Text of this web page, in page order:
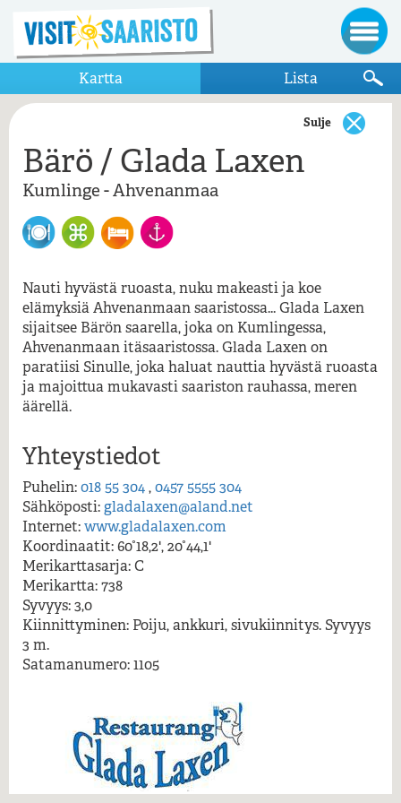
Kartta Lista
Näytä vain kartalla näkyvät kohteet
Ahvenanmaa - Enklinge
Restaurang Glada Laxen
Restaurang Kastören
Ahvenenmaa - Enklinge
Enklinge butiken
Kumlinge - Ahvenanmaa
Bärö / Glada Laxen
Kumlinge Filialapotek
Kumlinge vierasvenesatama
Bärö / Glada Laxen, Ahvenanmaa,
Kumlinge
Sulje
Bärö / Glada Laxen
Kumlinge - Ahvenanmaa
Nauti hyvästä ruoasta, nuku makeasti ja koe
elämyksiä Ahvenanmaan saaristossa... Glada Laxen
sijaitsee Bärön saarella, joka on Kumlingessa,
Ahvenanmaan itäsaaristossa. Glada Laxen on
paratiisi Sinulle, joka haluat nauttia hyvästä ruoasta
ja majoittua mukavasti saariston rauhassa, meren
äärellä.
Yhteystiedot
Puhelin:018 55 304,0457 5555 304
Sähköposti: gladalaxen@aland.net
Internet:www.gladalaxen.com
Koordinaatit: 60°18,2', 20°44,1'
Merikarttasarja: C
Merikartta: 738
Syvyys: 3,0
Kiinnittyminen: Poiju, ankkuri, sivukiinnitys. Syvyys
3 m.
Satamanumero: 1105